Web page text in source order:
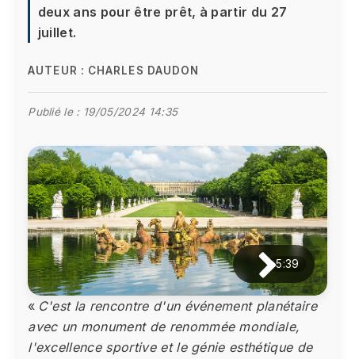
deux ans pour être prêt, à partir du 27
juillet.
AUTEUR : CHARLES DAUDON
Publié le : 19/05/2024 14:35
5:39
« C'est la rencontre d'un événement planétaire
avec un monument de renommée mondiale,
l'excellence sportive et le génie esthétique de